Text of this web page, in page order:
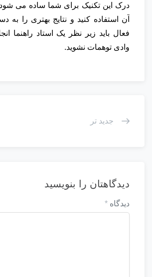
درک این تکنیک برای شما ساده می شود
آن استفاده کنید و نتایج بهتری را به
فعال باید زیر نظر یک استاد راهنما
وادی توهمات نشوید.
جدید تر
دیدگاهتان را بنویسید
دیدگاه *